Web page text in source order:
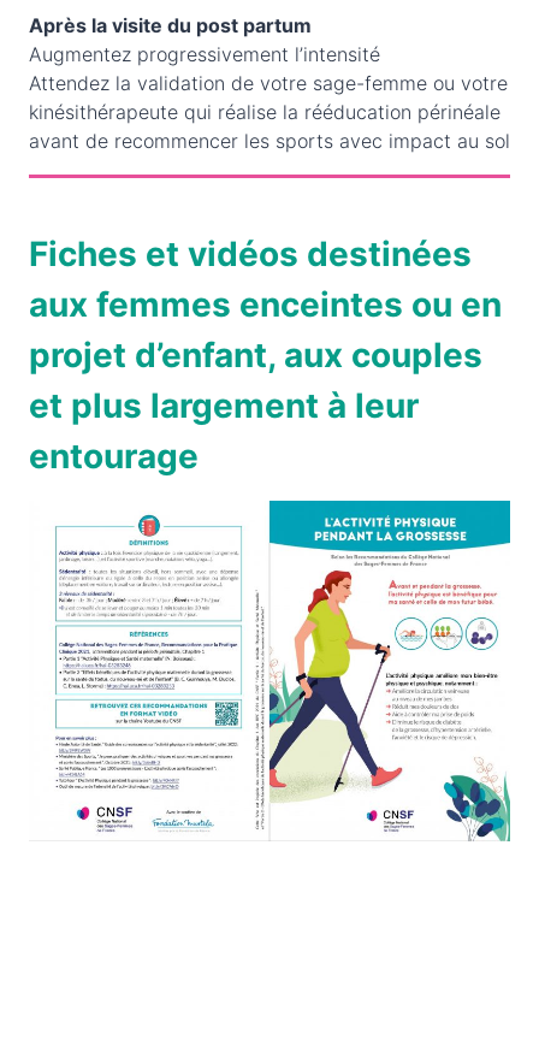
Après la visite du post partum
Augmentez progressivement l’intensité
Attendez la validation de votre sage-femme ou votre
kinésithérapeute qui réalise la rééducation périnéale
avant de recommencer les sports avec impact au sol
Fiches et vidéos destinées
aux femmes enceintes ou en
projet d’enfant, aux couples
et plus largement à leur
entourage